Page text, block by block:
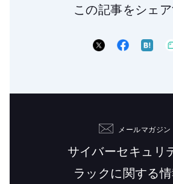
この記事をシェ
メールマガジン
サイバーセキュリ
ラックに関する